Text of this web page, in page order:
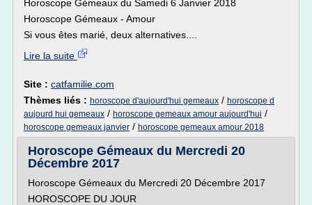
Horoscope Gémeaux du Samedi 6 Janvier 2018
Horoscope Gémeaux - Amour
Si vous êtes marié, deux alternatives....
Lire la suite
Site : catfamilie.com
Thèmes liés : horoscope d'aujourd'hui gemeaux / horoscope d
aujourd hui gemeaux / horoscope gemeaux amour aujourd'hui /
horoscope gemeaux janvier / horoscope gemeaux amour 2018
Horoscope Gémeaux du Mercredi 20
Décembre 2017
Horoscope Gémeaux du Mercredi 20 Décembre 2017
HOROSCOPE DU JOUR